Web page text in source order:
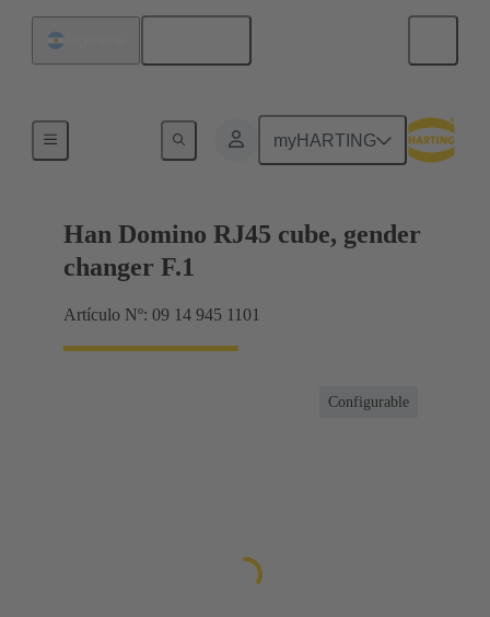
myHARTING
Han Domino RJ45 cube, gender
changer F.1
Artículo Nº: 09 14 945 1101
Configurable